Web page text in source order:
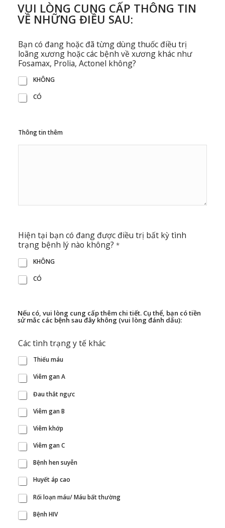
VUI LÒNG CUNG CẤP THÔNG TIN
VỀ NHỮNG ĐIỀU SAU:
Bạn có đang hoặc đã từng dùng thuốc điều trị
loãng xương hoặc các bệnh về xương khác như
Fosamax, Prolia, Actonel không?
KHÔNG
CÓ
Thông tin thêm
Hiện tại bạn có đang được điều trị bất kỳ tình
trạng bệnh lý nào không? *
KHÔNG
CÓ
Nếu có, vui lòng cung cấp thêm chi tiết. Cụ thể, bạn có tiền
sử mắc các bệnh sau đây không (vui lòng đánh dấu):
Các tình trạng y tế khác
Thiếu máu
Viêm gan A
Đau thắt ngực
Viêm gan B
Viêm khớp
Viêm gan C
Bệnh hen suyễn
Huyết áp cao
Rối loạn máu/ Máu bất thường
Bệnh HIV